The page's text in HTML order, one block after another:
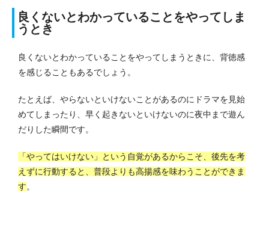
良くないとわかっていることをやってしま
うとき
良くないとわかっていることをやってしまうときに、背徳感
を感じることもあるでしょう。
たとえば、やらないといけないことがあるのにドラマを見始
めてしまったり、早く起きないといけないのに夜中まで遊ん
だりした瞬間です。
「やってはいけない」という自覚があるからこそ、後先を考
えずに行動すると、普段よりも高揚感を味わうことができま
す。